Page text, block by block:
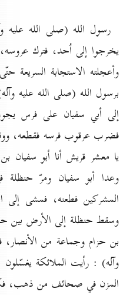
رسول الله (صلى الله عليه
يخرجوا إلى اُحد، فترك
وأعجلته الاستجابة السريعة
برسول الله (صلى الله عليه
إلى أبي سفيان على فرس
فضرب عرقوب فرسه فقطعه،
يا معشر قريش أنا أبو سفيان
وعدا أبو سفيان ومرّ
المشركين فطعنه، فمشى إلى
وسقط حنظلة إلى الأرض بين
بن حزام وجماعة من الأنصار،
وآله) : رأيت الملائكة
المزن في صحائف من ذهب،